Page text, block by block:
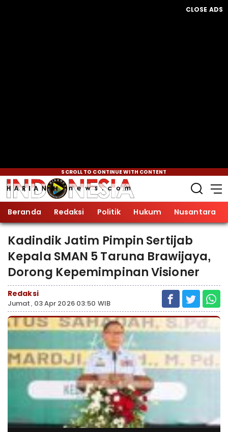
CLOSE ADS
SCROLL TO CONTINUE WITH CONTENT
Beranda Redaksi Politik Hukum Nusantara
Kadindik Jatim Pimpin Sertijab
Kepala SMAN 5 Taruna Brawijaya,
Dorong Kepemimpinan Visioner
Redaksi
Jumat, 03 Apr 2026 03:50 WIB